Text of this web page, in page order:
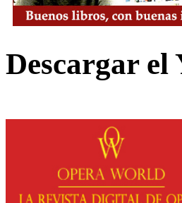
Descargar el